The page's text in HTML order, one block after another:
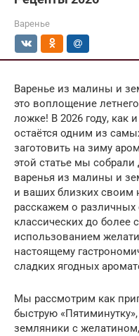
Варенье
Варенье из малины и
это воплощение
ложке! В 2026 году, как
остаётся одним из
заготовить на зиму
этой статье мы
варенья из малины и
и ваших близких
расскажем о различных
классических до более
использованием
настоящему
сладких ягодных
Мы рассмотрим как
быструю
земляники с